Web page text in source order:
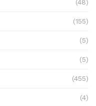
(48)
(155)
(5)
(5)
(455)
(4)